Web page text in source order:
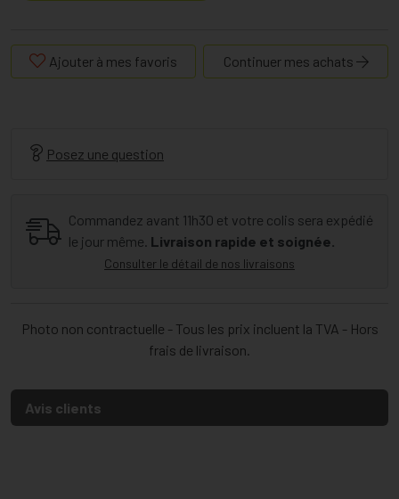
Ajouter à mes favoris Continuer mes achats
Posez une question
Commandez avant 11h30 et votre colis sera expédié
le jour même. Livraison rapide et soignée.
Consulter le détail de nos livraisons
Photo non contractuelle - Tous les prix incluent la TVA - Hors
frais de livraison.
Avis clients